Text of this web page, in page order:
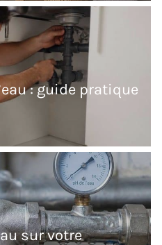
: guide pratique
sur votre